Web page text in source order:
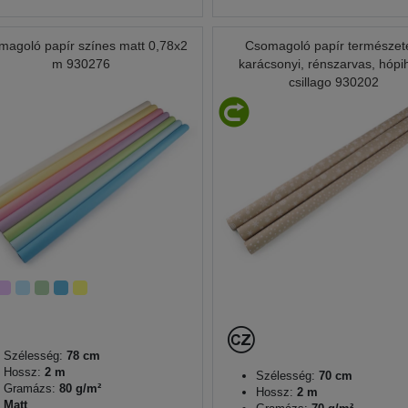
papír színes matt 0,78x2
m 930276
Szélesség: 78 cm
Hossz: 2 m
Gramázs: 80 g/m²
Matt
Csomagoló papír
karácsonyi, rénszarvas,
csillago 930202
Szélesség: 70 cm
Hossz: 2 m